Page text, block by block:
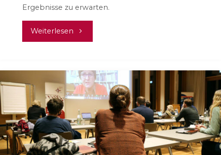
Ergebnisse zu erwarten.
Weiterlesen "JIM
Mehr
Desinformationen
und
Beleidigungen